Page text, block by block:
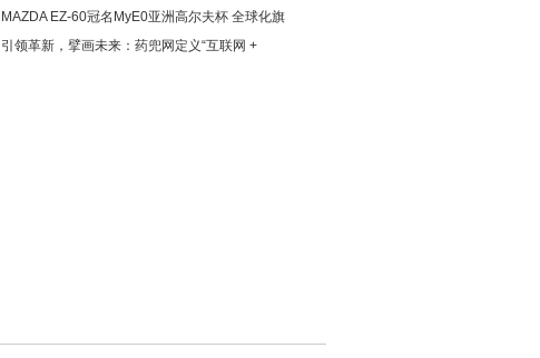
MAZDA EZ-60冠名MyE0亚洲高尔夫杯 全球化旗
引领革新，擘画未来：药兜网定义“互联网 +